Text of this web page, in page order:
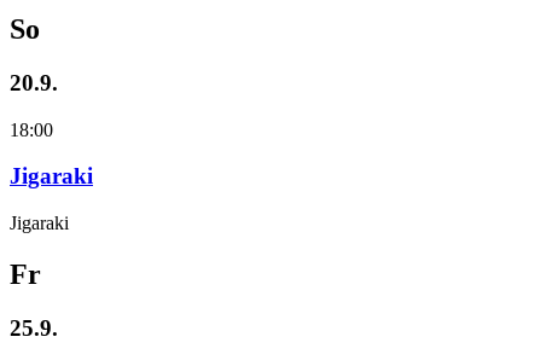
So
20.9.
18:00
Jigaraki
Jigaraki
Fr
25.9.